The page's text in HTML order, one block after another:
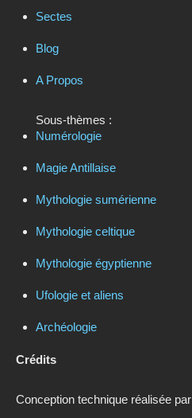
Sectes
Blog
A Propos
Sous-thèmes :
Numérologie
Magie Antillaise
Mythologie sumérienne
Mythologie celtique
Mythologie égyptienne
Ufologie et aliens
Archéologie
Crédits
Conception technique réalisée par